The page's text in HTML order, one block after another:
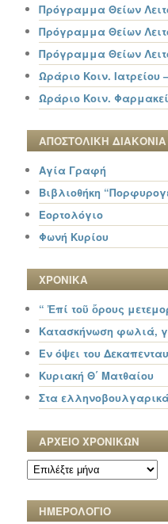
Πρόγραμμα Θείων
Πρόγραμμα Θείων
Πρόγραμμα Θείων
Ωράριο Κοιν.
Ωράριο Κοιν.
ΑΠΟΣΤΟΛΙΚΗ ΔΙΑΚΟΝΙΑ
Αγία Γραφή
Βιβλιοθήκη
Εορτολόγιο
Φωνή Κυρίου
ΧΡΟΝΙΚΑ
“ Ἐπί τοῦ ὄρους
Κατασκήνωση φωλιά,
Εν όψει του
Κυριακή Θ΄ Ματθαίου
Στα
ΑΡΧΕΙΟ ΧΡΟΝΙΚΩΝ
ΑΡΧΕΙΟ
ΧΡΟΝΙΚΩΝ
ΗΜΕΡΟΛΟΓΙΟ